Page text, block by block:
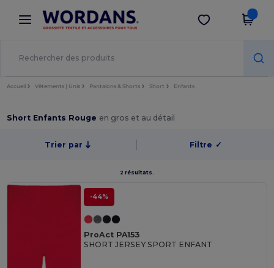
× Appli Wordans
Meilleurs prix sur l’app !
Obtenir l'appli
Accueil Vêtements | Unis Pantalons & Shorts Short Enfants
Short Enfants Rouge en gros et au détail
Trier par Filtre ✓
2 résultats.
-44%
ProAct PA153
SHORT JERSEY SPORT ENFANT